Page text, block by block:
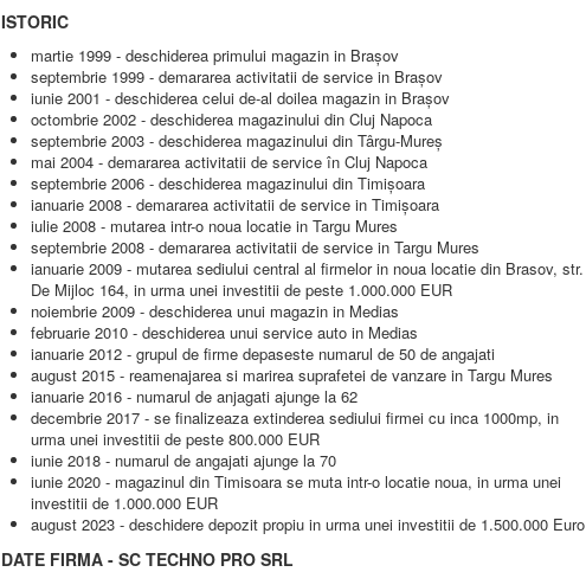
ISTORIC
martie 1999 - deschiderea primului magazin in Braşov
septembrie 1999 - demararea activitatii de service in Braşov
iunie 2001 - deschiderea celui de-al doilea magazin in Braşov
octombrie 2002 - deschiderea magazinului din Cluj Napoca
septembrie 2003 - deschiderea magazinului din Târgu-Mureş
mai 2004 - demararea activitatii de service în Cluj Napoca
septembrie 2006 - deschiderea magazinului din Timişoara
ianuarie 2008 - demararea activitatii de service in Timişoara
iulie 2008 - mutarea intr-o noua locatie in Targu Mures
septembrie 2008 - demararea activitatii de service in Targu Mures
ianuarie 2009 - mutarea sediului central al firmelor in noua locatie din Brasov, str.
De Mijloc 164, in urma unei investitii de peste 1.000.000 EUR
noiembrie 2009 - deschiderea unui magazin in Medias
februarie 2010 - deschiderea unui service auto in Medias
ianuarie 2012 - grupul de firme depaseste numarul de 50 de angajati
august 2015 - reamenajarea si marirea suprafetei de vanzare in Targu Mures
ianuarie 2016 - numarul de anjagati ajunge la 62
decembrie 2017 - se finalizeaza extinderea sediului firmei cu inca 1000mp, in
urma unei investitii de peste 800.000 EUR
iunie 2018 - numarul de angajati ajunge la 70
iunie 2020 - magazinul din Timisoara se muta intr-o locatie noua, in urma unei
investitii de 1.000.000 EUR
august 2023 - deschidere depozit propiu in urma unei investitii de 1.500.000 Euro
DATE FIRMA - SC TECHNO PRO SRL